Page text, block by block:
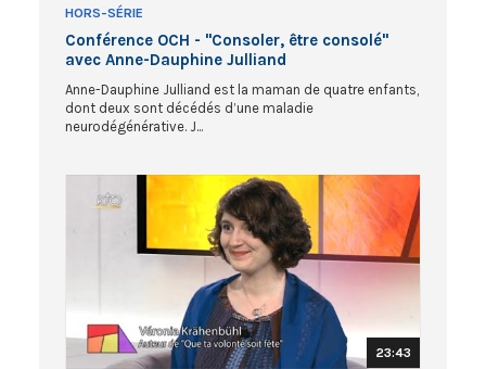
HORS-SÉRIE
Conférence OCH - "Consoler, être consolé"
avec Anne-Dauphine Julliand
Anne-Dauphine Julliand est la maman de quatre enfants,
dont deux sont décédés d’une maladie
neurodégénérative. J...
23:43